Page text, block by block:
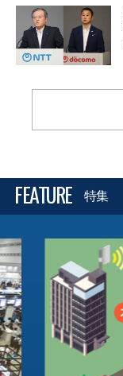
FEATURE 特集